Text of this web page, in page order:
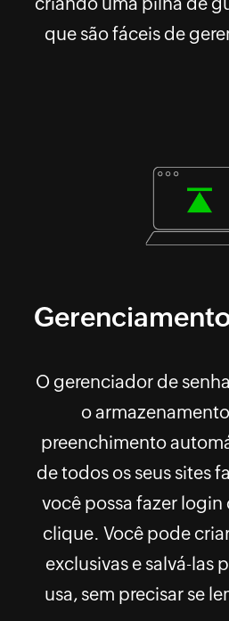
que são fáceis de
O gerenciador de
o
preenchimento
de todos os seus sites
você possa fazer login
clique. Você pode
exclusivas e salvá-las
usa, sem precisar se